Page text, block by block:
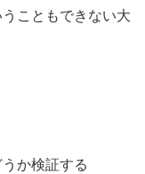
こともできない大
か検証する